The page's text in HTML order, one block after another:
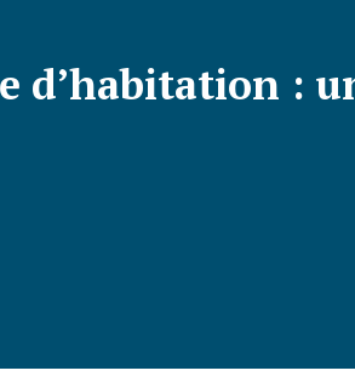
d’habitation :